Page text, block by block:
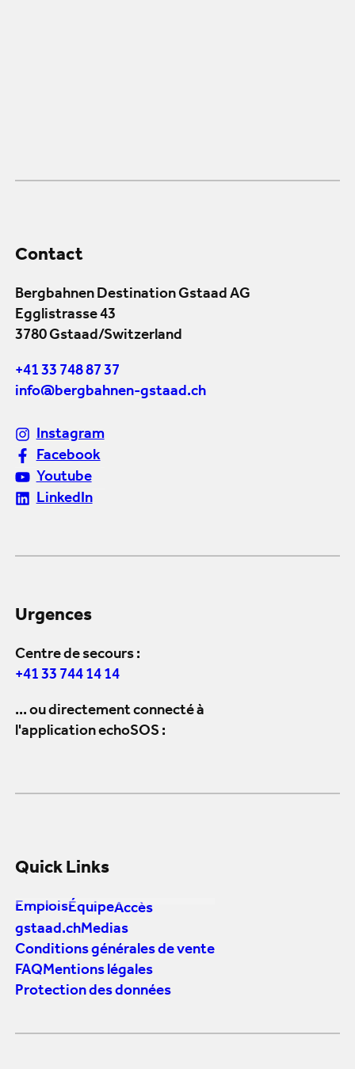
Contact
Bergbahnen Destination Gstaad AG
Egglistrasse 43
3780 Gstaad/Switzerland
+41 33 748 87 37
info@bergbahnen-gstaad.ch
Instagram
Facebook
Youtube
LinkedIn
Urgences
Centre de secours :
+41 33 744 14 14
... ou directement connecté à
l'application echoSOS :
Quick Links
EmploisÉquipeAccès
gstaad.chMedias
Conditions générales de vente
FAQMentions légales
Protection des données